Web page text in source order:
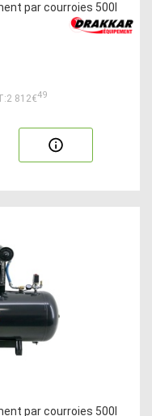
par courroies 500l
812€49
par courroies 500l